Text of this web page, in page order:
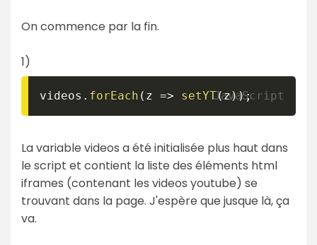
On commence par la fin.
1)
videos . forEach ( z => setYT(z));
La variable videos a été initialisée plus haut dans
le script et contient la liste des éléments html
iframes (contenant les videos youtube) se
trouvant dans la page. J'espère que jusque là, ça
va.